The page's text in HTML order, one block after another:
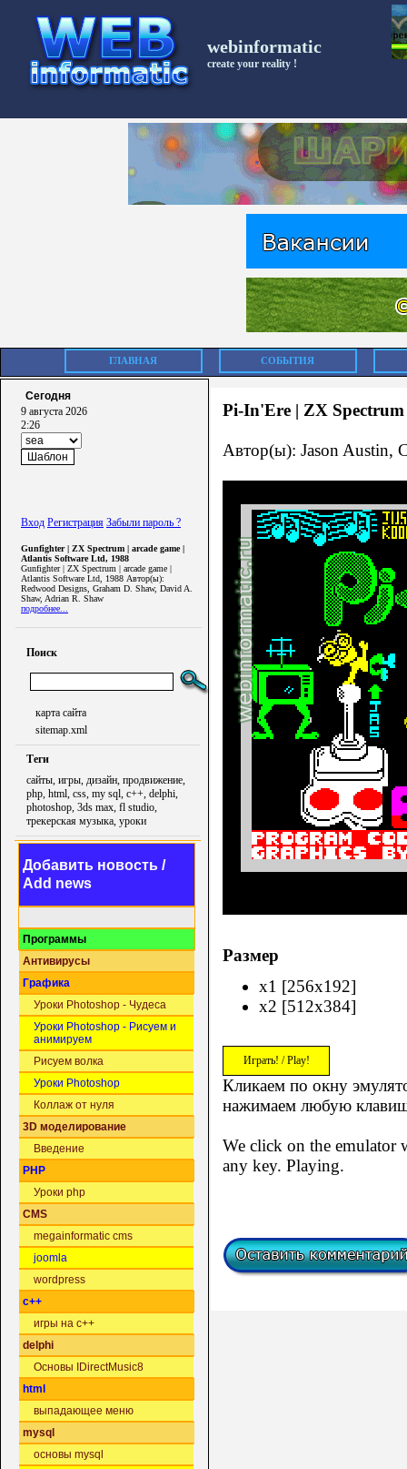
webinformatic
create your reality !
ГЛАВНАЯ СОБЫТИЯ
Сегодня
9 августа 2026
2:26
Вход Регистрация Забыли пароль ?
Gunfighter | ZX Spectrum | arcade game |
Atlantis Software Ltd, 1988
Gunfighter | ZX Spectrum | arcade game |
Atlantis Software Ltd, 1988 Автор(ы):
Redwood Designs, Graham D. Shaw, David A.
Shaw, Adrian R. Shaw
подробнее...
Поиск
карта сайта
sitemap.xml
Теги
сайты, игры, дизайн, продвижение,
php, html, css, my sql, c++, delphi,
photoshop, 3ds max, fl studio,
трекерская музыка, уроки
Добавить новость /
Add news
Программы
Антивирусы
Графика
Уроки Photoshop - Чудеса
Уроки Photoshop - Рисуем и
анимируем
Рисуем волка
Уроки Photoshop
Коллаж от нуля
3D моделирование
Введение
PHP
Уроки php
CMS
megainformatic cms
joomla
wordpress
c++
игры на c++
delphi
Основы IDirectMusic8
html
выпадающее меню
mysql
основы mysql
Pi-In'Ere | ZX
Автор(ы): Jason Austin,
Размер
x1 [256x192]
x2 [512x384]
Играть! / Play!
Кликаем по окну
нажимаем любую
We click on the emulator
any key. Playing.